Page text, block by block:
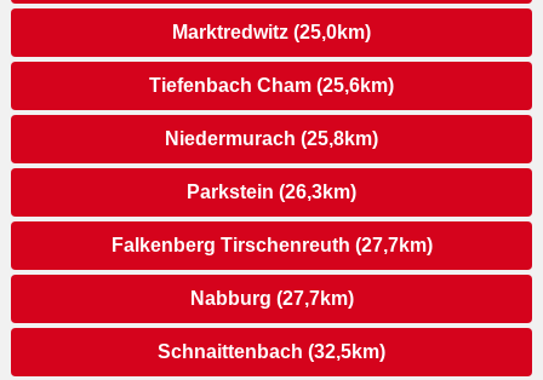
Marktredwitz (25,0km)
Tiefenbach Cham (25,6km)
Niedermurach (25,8km)
Parkstein (26,3km)
Falkenberg Tirschenreuth (27,7km)
Nabburg (27,7km)
Schnaittenbach (32,5km)